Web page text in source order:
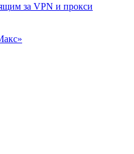
за VPN и прокси